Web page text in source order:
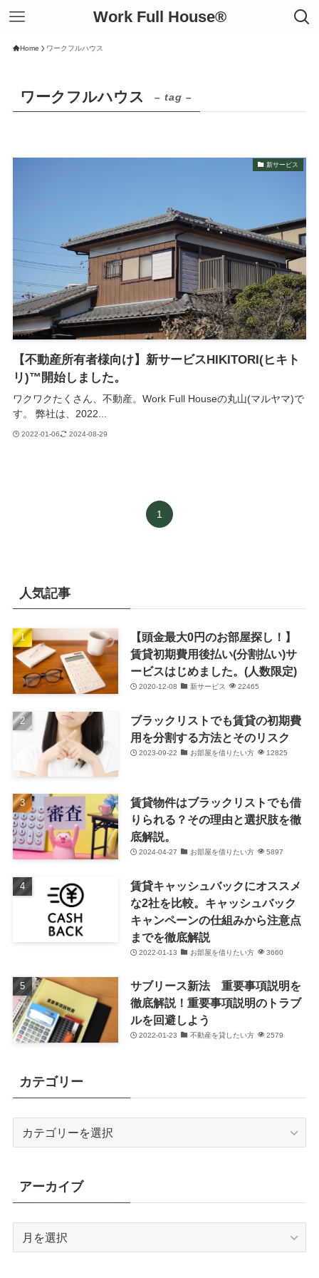
Work Full House®︎
Home ワークフルハウス
ワークフルハウス – tag –
新サービス
【不動産所有者様向け】新サービスHIKITORI(ヒキト
リ)™️開始しました。
ワクワクたくさん、不動産。Work Full Houseの丸山(マルヤマ)で
す。 弊社は、2022...
2022-01-06 2024-08-29
1
人気記事
【頭金最大0円のお部屋探し！】
賃貸初期費用後払い(分割払い)サ
ービスはじめました。(人数限定)
2020-12-08 新サービス 22465
ブラックリストでも賃貸の初期費
用を分割する方法とそのリスク
2023-09-22 お部屋を借りたい方 12825
賃貸物件はブラックリストでも借
りられる？その理由と選択肢を徹
底解説。
2024-04-27 お部屋を借りたい方 5897
賃貸キャッシュバックにオススメ
な2社を比較。キャッシュバック
キャンペーンの仕組みから注意点
までを徹底解説
2022-01-13 お部屋を借りたい方 3660
サブリース新法 重要事項説明を
徹底解説！重要事項説明のトラブ
ルを回避しよう
2022-01-23 不動産を貸したい方 2579
カテゴリー
リ
ー
アーカイブ